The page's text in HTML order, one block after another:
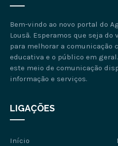
Bem-vindo ao novo portal do
Lousã. Esperamos que seja
para melhorar a comunicação
educativa e o público em
este meio de comunicação
informação e serviços.
LIGAÇÕES
Início